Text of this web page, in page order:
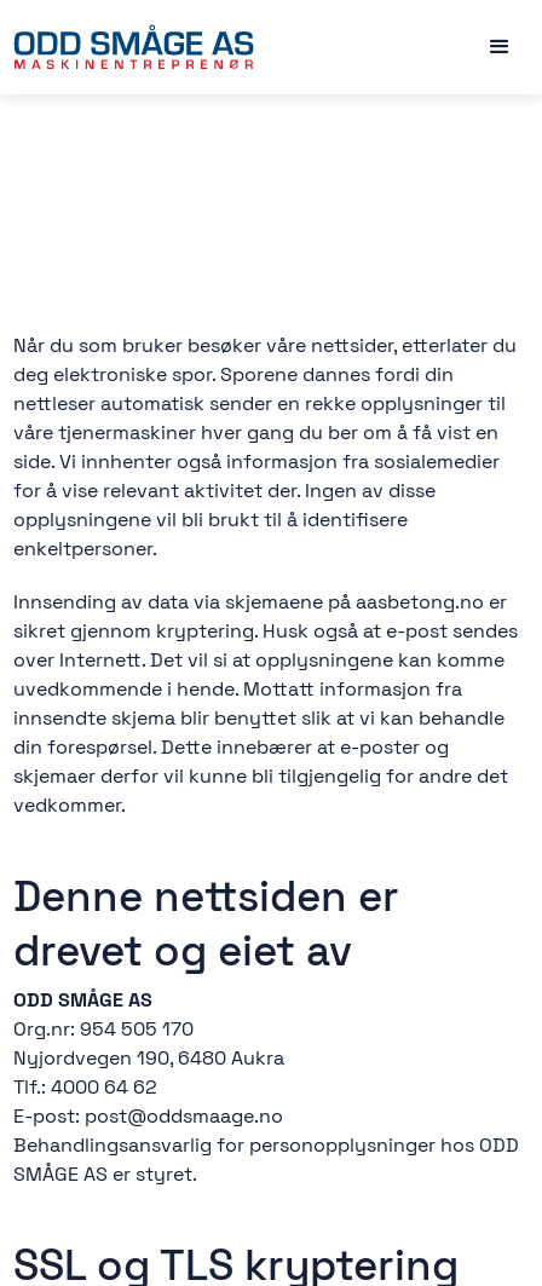
Når du som bruker besøker våre nettsider, etterlater du
deg elektroniske spor. Sporene dannes fordi din
nettleser automatisk sender en rekke opplysninger til
våre tjenermaskiner hver gang du ber om å få vist en
side. Vi innhenter også informasjon fra sosialemedier
for å vise relevant aktivitet der. Ingen av disse
opplysningene vil bli brukt til å identifisere
enkeltpersoner.
Innsending av data via skjemaene på aasbetong.no er
sikret gjennom kryptering. Husk også at e-post sendes
over Internett. Det vil si at opplysningene kan komme
uvedkommende i hende. Mottatt informasjon fra
innsendte skjema blir benyttet slik at vi kan behandle
din forespørsel. Dette innebærer at e-poster og
skjemaer derfor vil kunne bli tilgjengelig for andre det
vedkommer.
Denne nettsiden er
drevet og eiet av
ODD SMÅGE AS
Org.nr: 954 505 170
Nyjordvegen 190, 6480 Aukra
Tlf.: 4000 64 62
E-post: post@oddsmaage.no
Behandlingsansvarlig for personopplysninger hos ODD
SMÅGE AS er styret.
SSL og TLS kryptering